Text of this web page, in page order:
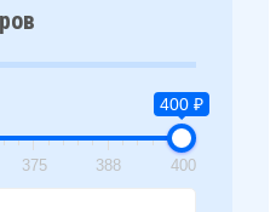
400 ₽
375 388 400